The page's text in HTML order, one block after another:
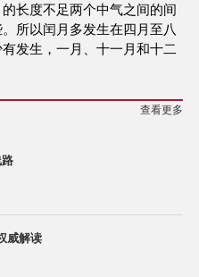
长度不足两个中气之间的间
所以闰月多发生在四月至八
发生，一月、十一月和十二
查看更多
威解读